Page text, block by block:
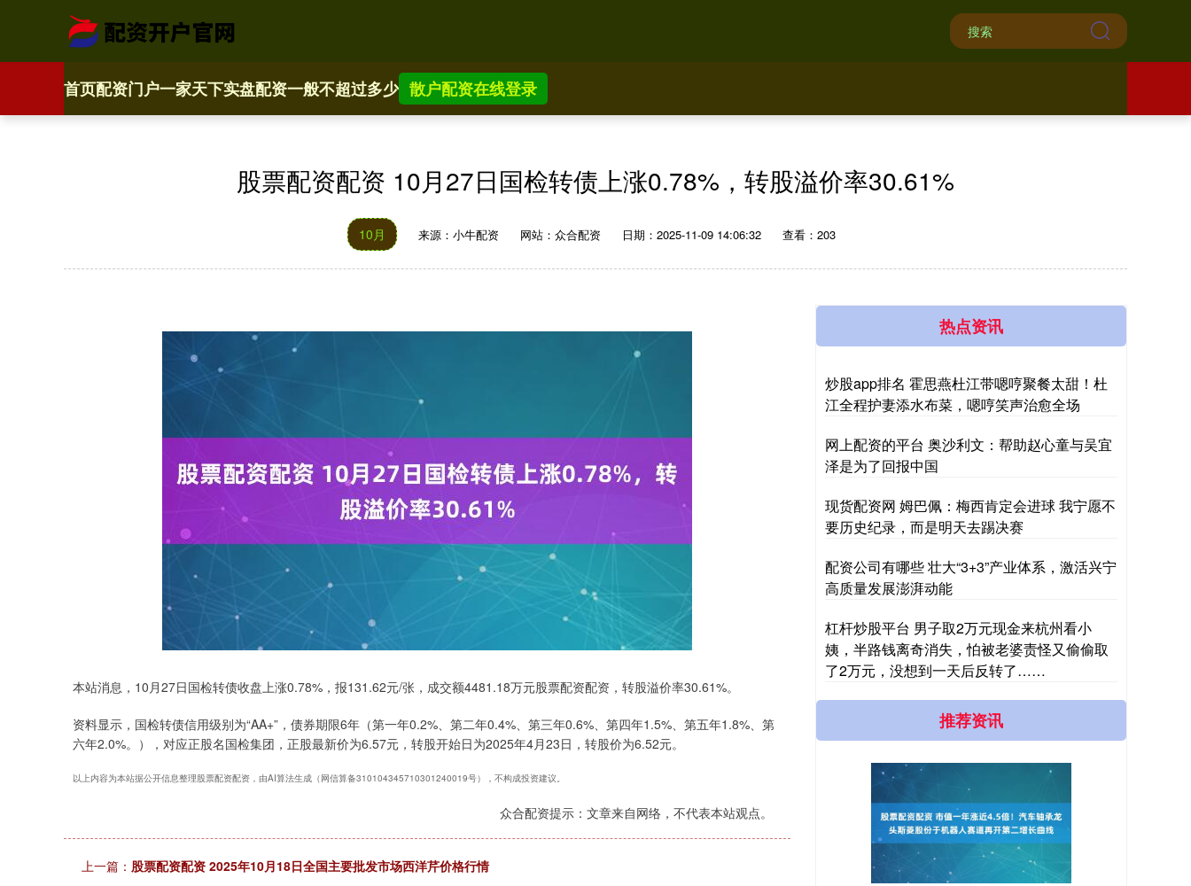
首页配资门户一家天下实盘配资一般不超过多少 散户配资在线登录
股票配资配资 10月27日国检转债上涨0.78%，转股溢价率30.61%
10月 来源：小牛配资 网站：众合配资 日期：2025-11-09 14:06:32 查看：203
本站消息，10月27日国检转债收盘上涨0.78%，报131.62元/张，成交额4481.18万元股票配资配资，转股溢价率30.61%。
资料显示，国检转债信用级别为“AA+”，债券期限6年（第一年0.2%、第二年0.4%、第三年0.6%、第四年1.5%、第五年1.8%、第
六年2.0%。），对应正股名国检集团，正股最新价为6.57元，转股开始日为2025年4月23日，转股价为6.52元。
以上内容为本站据公开信息整理股票配资配资，由AI算法生成（网信算备310104345710301240019号），不构成投资建议。
众合配资提示：文章来自网络，不代表本站观点。
上一篇： 股票配资配资 2025年10月18日全国主要批发市场西洋芹价格行情
热点资讯
炒股app排名 霍思燕杜江带嗯哼聚餐太甜！杜
江全程护妻添水布菜，嗯哼笑声治愈全场
网上配资的平台 奥沙利文：帮助赵心童与吴宜
泽是为了回报中国
现货配资网 姆巴佩：梅西肯定会进球 我宁愿不
要历史纪录，而是明天去踢决赛
配资公司有哪些 壮大“3+3”产业体系，激活兴宁
高质量发展澎湃动能
杠杆炒股平台 男子取2万元现金来杭州看小
姨，半路钱离奇消失，怕被老婆责怪又偷偷取
了2万元，没想到一天后反转了……
推荐资讯